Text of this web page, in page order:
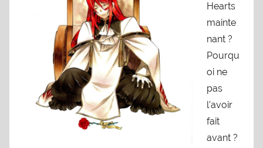
Hearts
mainte
nant ?
Pourqu
oi ne
pas
l’avoir
fait
avant ?